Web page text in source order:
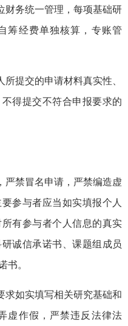
财务统一管理，每项基础研
筹经费单独核算，专账管
提交的申请材料真实性、
得提交不符合申报要求的
严禁冒名申请，严禁编造虚
参与者应当如实填报个人
有参与者个人信息的真实
诚信承诺书、课题组成员
书。
求如实填写相关研究基础和
虚作假，严禁违反法律法